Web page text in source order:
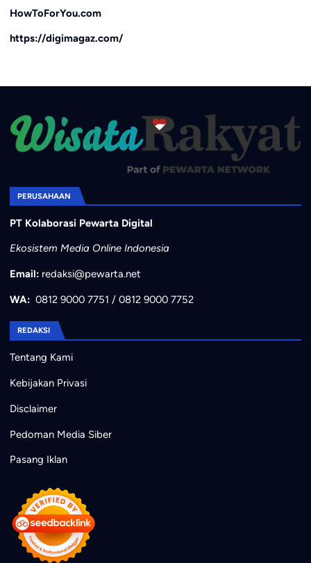
HowToForYou.com
https://digimagaz.com/
PERUSAHAAN
PT Kolaborasi Pewarta Digital
Ekosistem Media Online Indonesia
Email: redaksi@pewarta.net
WA: 0812 9000 7751 / 0812 9000 7752
REDAKSI
Tentang Kami
Kebijakan Privasi
Disclaimer
Pedoman Media Siber
Pasang Iklan